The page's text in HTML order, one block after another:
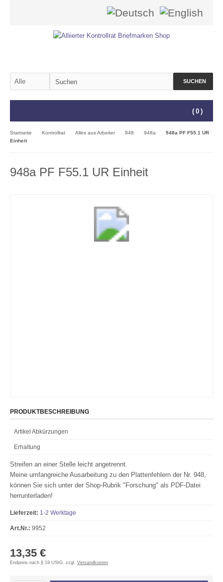
SUCHEN
( 0 )
Startseite Kontrollrat Alles aus Arbeiter 948 948a
948a PF F55.1 UR
Einheit
948a PF F55.1 UR Einheit
PRODUKTBESCHREIBUNG
Artikel Abkürzungen
Erhaltung
Streifen an einer Stelle leicht angetrennt.
Meine umfangreiche Ausarbeitung zu den Plattenfehlern der Nr. 948,
können Sie sich unter der Shop-Rubrik "Forschung" als PDF-Datei
herrunterladen!
Lieferzeit: 1-2 Werktage
Art.Nr.: 9952
13,35 €
Endpreis nach § 19 UStG. zzgl. Versandkosten